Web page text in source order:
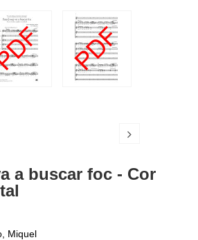
a buscar foc - Cor
Miquel